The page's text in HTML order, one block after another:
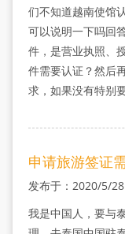
们不知道越南使馆
可以说明一下吗回
件，是营业执照、
件需要认证？然后
求，如果没有特别
申请旅游签证
发布于：2020/5/
我是中国人，要与